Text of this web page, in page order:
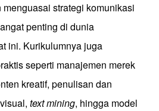
strategi komunikasi
penting di dunia
ini. Kurikulumnya juga
seperti manajemen merek
kreatif, penulisan dan
text mining, hingga model